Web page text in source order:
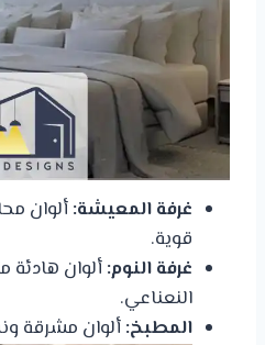
غرفة المعيشة:ألوان
قوية.
غرفة النوم:ألوان هادئة
النعناعي.
المطبخ:ألوان مشرقة